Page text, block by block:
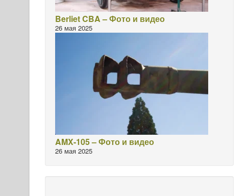
Berliet CBA – Фото и видео
26 мая 2025
AMX-105 – Фото и видео
26 мая 2025